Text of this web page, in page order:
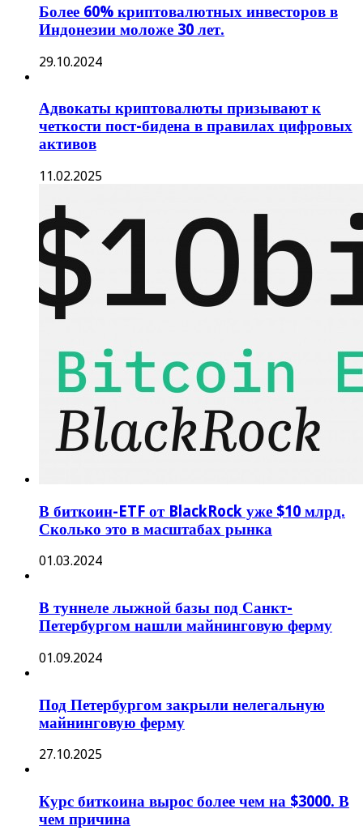
Более 60% криптовалютных инвесторов в
Индонезии моложе 30 лет.
29.10.2024
Адвокаты криптовалюты призывают к
четкости пост-бидена в правилах цифровых
активов
11.02.2025
В биткоин-ETF от BlackRock уже $10 млрд.
Сколько это в масштабах рынка
01.03.2024
В туннеле лыжной базы под Санкт-
Петербургом нашли майнинговую ферму
01.09.2024
Под Петербургом закрыли нелегальную
майнинговую ферму
27.10.2025
Курс биткоина вырос более чем на $3000. В
чем причина